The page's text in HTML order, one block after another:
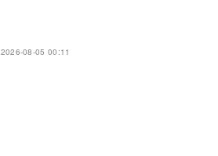
2026-08-05 00:11